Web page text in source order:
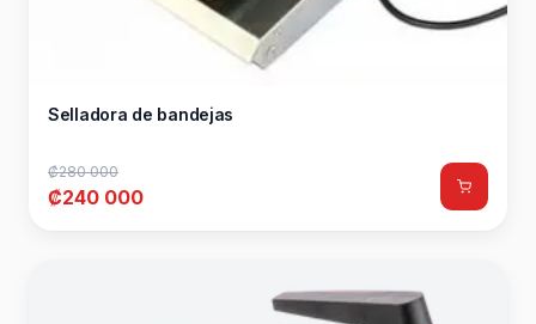
Selladora de bandejas
₡280 000
₡240 000